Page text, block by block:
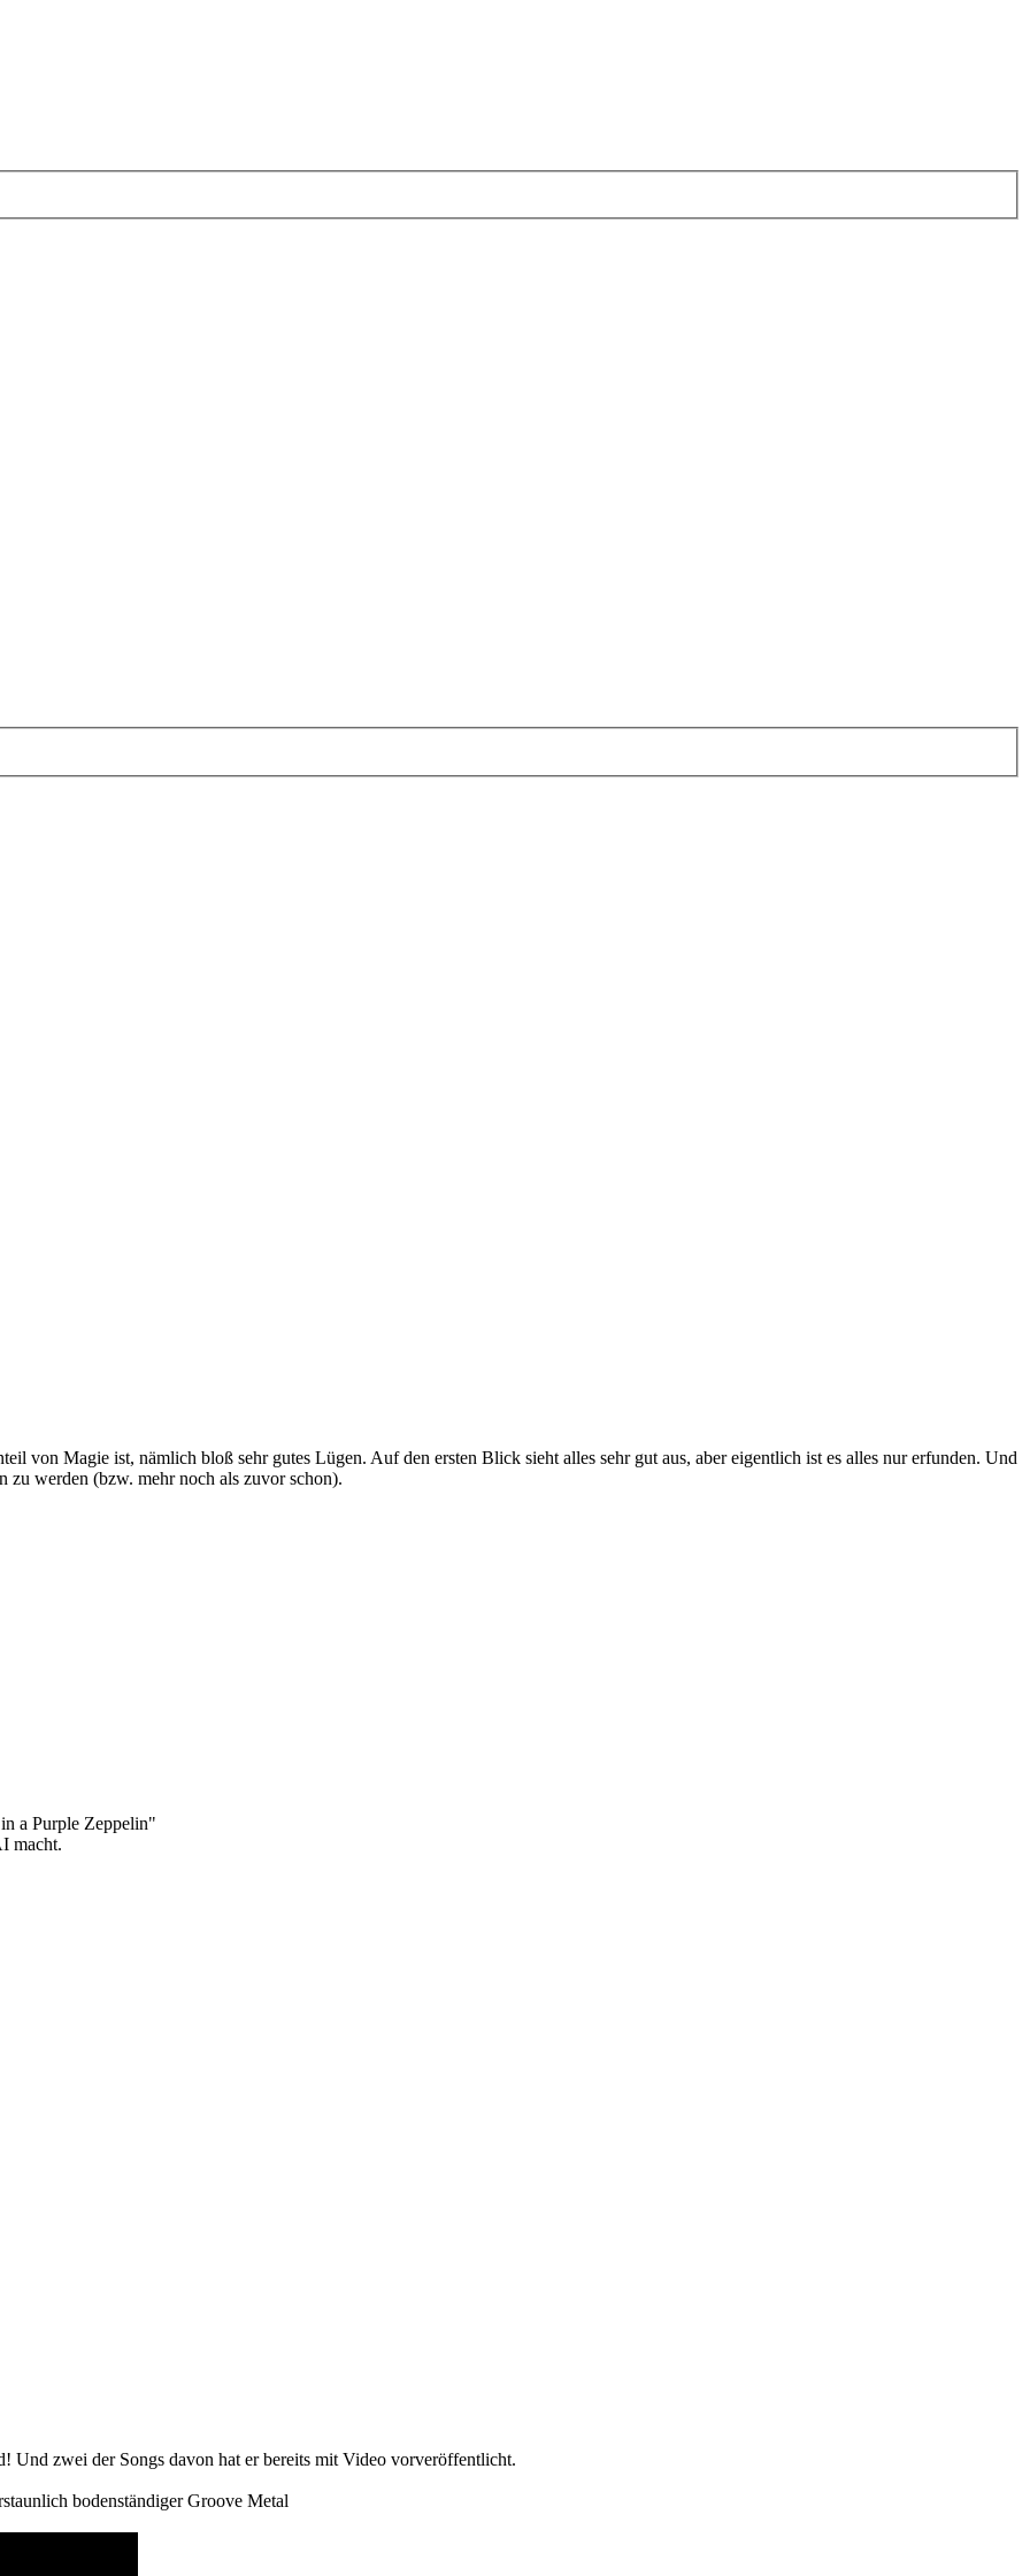
von Magie ist, nämlich bloß sehr gutes Lügen. Auf den ersten Blick sieht alles sehr gut aus, aber eigentlich ist es alles nur erfunden. Und
zu werden (bzw. mehr noch als zuvor schon).
a Purple Zeppelin"
macht.
zwei der Songs davon hat er bereits mit Video vorveröffentlicht.
bodenständiger Groove Metal